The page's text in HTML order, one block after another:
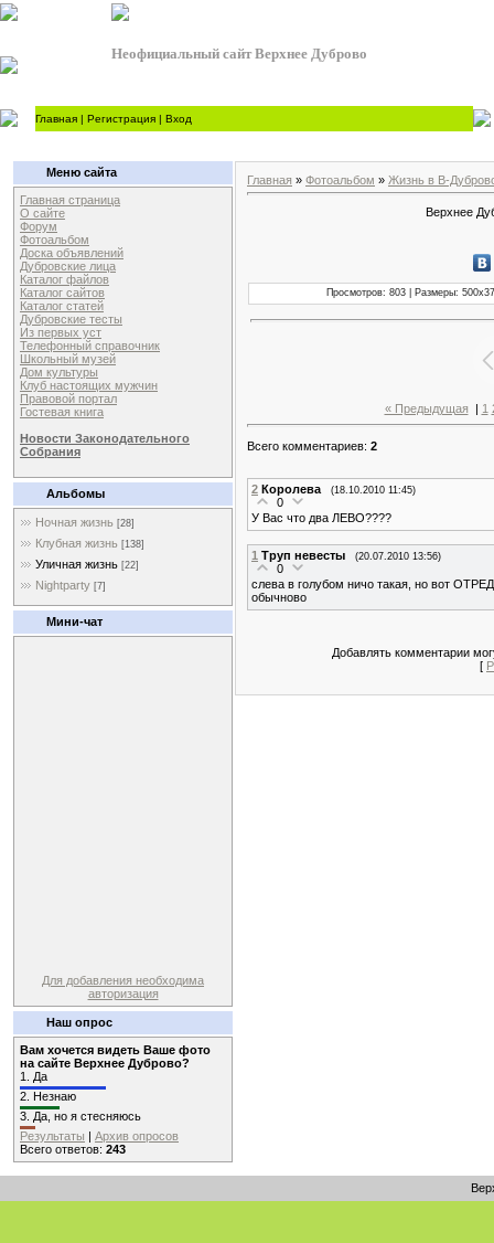
Неофициальный сайт Верхнее Дуброво
Главная | Регистрация | Вход
Меню сайта
Главная страница
О сайте
Форум
Фотоальбом
Доска объявлений
Дубровские лица
Каталог файлов
Каталог сайтов
Каталог статей
Дубровские тесты
Из первых уст
Телефонный справочник
Школьный музей
Дом культуры
Клуб настоящих мужчин
Правовой портал
Гостевая книга
Новости Законодательного
Собрания
Альбомы
Ночная жизнь [28]
Клубная жизнь [138]
Уличная жизнь [22]
Nightparty [7]
Мини-чат
Для добавления необходима
авторизация
Наш опрос
Вам хочется видеть Ваше фото
на сайте Верхнее Дуброво?
1. Да
2. Незнаю
3. Да, но я стесняюсь
Результаты | Архив опросов
Всего ответов: 243
Главная » Фотоальбом » Жизнь в В-
Верхнее
Просмотров: 803 | Размеры:
« Предыдущая | 1
Всего комментариев: 2
2 Королева (18.10.2010 11:45)
0
У Вас что два ЛЕВО????
1 Труп невесты (20.07.2010 13:56)
0
слева в голубом ничо такая, но вот
обычново
Добавлять комментарии
[